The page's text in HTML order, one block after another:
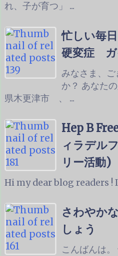
れ、子が育つ」 ...
忙しい毎
硬変症 ガ
みなさま、
か？ あなた
県木更津市 、 ...
Hep B
ィラデル
リー活動)
Hi my dear blog readers !
さわやか
しょう
こんばんは